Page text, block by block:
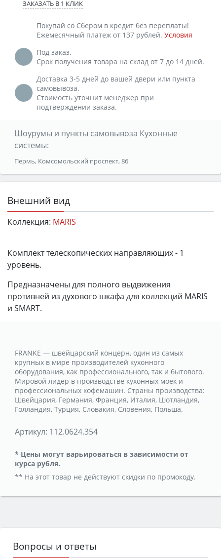
ЗАКАЗАТЬ В 1 КЛИК
Покупай со Сбером в кредит без переплаты!
Ежемесячный платеж от 137 рублей. Условия
Под заказ.
Срок получения товара на склад от 7 до 14 дней.
Доставка 3-5 дней до вашей двери или пункта
самовывоза.
Стоимость уточнит менеджер при
подтверждении заказа.
Шоурумы и пункты самовывоза Кухонные
системы:
Пермь, Комсомольский проспект, 86
Внешний вид
Коллекция: MARIS
Комплект телескопических направляющих - 1
уровень.
Предназначены для полного выдвижения
противней из духового шкафа для коллекций MARIS
и SMART.
FRANKE — швейцарский концерн, один из самых
крупных в мире производителей кухонного
оборудования, как профессионального, так и бытового.
Мировой лидер в производстве кухонных моек и
профессиональных кофемашин. Страны производства:
Швейцария, Германия, Франция, Италия, Шотландия,
Голландия, Турция, Словакия, Словения, Польша.
Артикул: 112.0624.354
* Цены могут варьироваться в зависимости от
курса рубля.
** На этот товар не действуют скидки по промокоду.
Вопросы и ответы